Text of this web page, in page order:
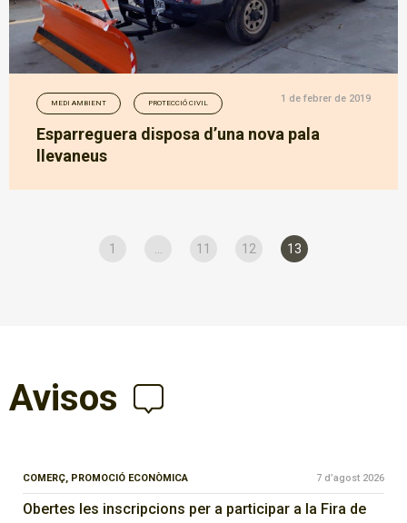
MEDI AMBIENT PROTECCIÓ CIVIL 1 de febrer de 2019
Esparreguera disposa d’una nova pala
llevaneus
1 11 12 13
Avisos
COMERÇ, PROMOCIÓ ECONÒMICA 7 d’agost 2026
Obertes les inscripcions per a participar a la Fira de